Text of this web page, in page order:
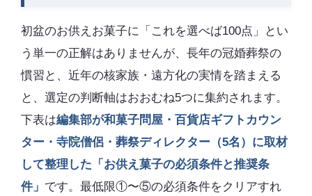
初盆のお供えお菓子に「これを選べば100点」とい
う単一の正解はありませんが、長年の冠婚葬祭の
慣習と、近年の核家族・遠方化の実情を踏まえる
と、選定の判断軸はおおむね5つに集約されます。
下表は編集部が和菓子問屋・百貨店ギフトカウン
ター・寺院僧侶・葬祭ディレクター（5名）に取材
して整理した「お供え菓子の必須条件と推奨条
件」 です。最低限①〜⑤の必須条件をクリアすれ